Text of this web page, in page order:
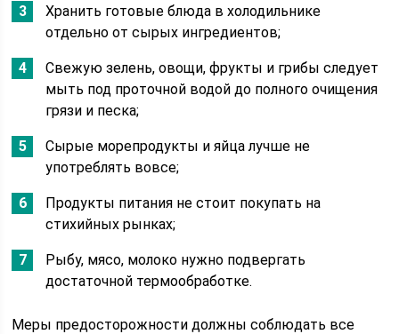
Хранить готовые блюда в холодильнике
отдельно от сырых ингредиентов;
Свежую зелень, овощи, фрукты и грибы следует
мыть под проточной водой до полного очищения
грязи и песка;
Сырые морепродукты и яйца лучше не
употреблять вовсе;
Продукты питания не стоит покупать на
стихийных рынках;
Рыбу, мясо, молоко нужно подвергать
достаточной термообработке.
Меры предосторожности должны соблюдать все